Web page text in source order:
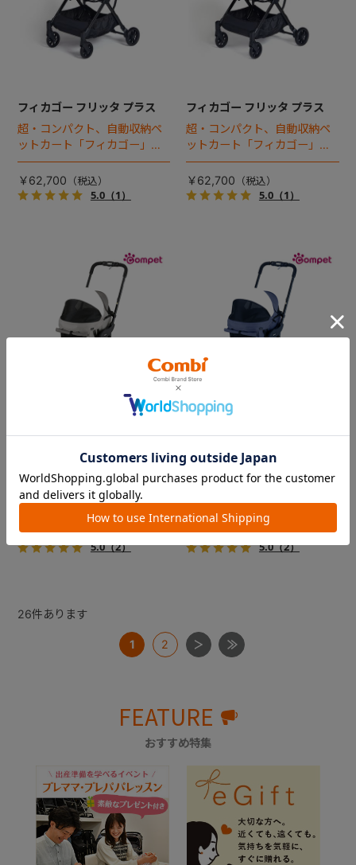
フィカゴー フリッタ プラス
超・コンパクト、自動収納ペ
ットカート「フィカゴー」に
キャビン着脱タイプが新登
場！
￥62,700
5.0（1）
フィカゴー フリッタ プラス
超・コンパクト、自動収納ペ
ットカート「フィカゴー」に
キャビン着脱タイプが新登
場！
￥62,700
5.0（1）
新色登場！幌はファスナー式
でラクラク開閉でき、ワンち
ゃんやネコちゃんの抜け出し
を防止！キャリー部前面にメ
ッシュがプラスされた通気性
￥39,600
5.0（2）
ルファ
新色登場！幌はファスナー式
ゃんやネコちゃんの抜け出し
を防止！キャリー部前面にメ
ッシュがプラスされた通気性
￥39,600
5.0（2）
26件あります
1 2
FEATURE
おすすめ特集